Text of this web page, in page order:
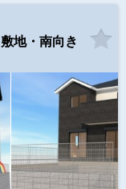
地・南向き